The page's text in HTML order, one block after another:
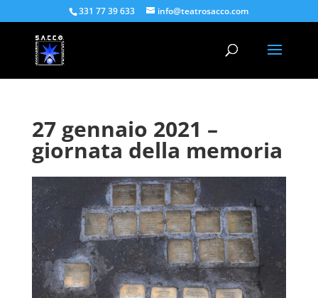
331 77 39 633 info@teatrosacco.com
27 gennaio 2021 –
giornata della memoria